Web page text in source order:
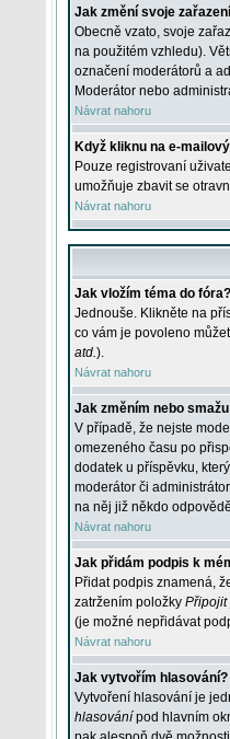
Jak změní svoje
Obecně vzato, svoje
na použitém vzhledu).
označení moderátorů a
Moderátor nebo
Návrat nahoru
Když kliknu na e-
Pouze registrovaní
umožňuje zbavit se
Návrat nahoru
Jak vložím téma do fóra?
Jednouše. Klikněte na
co vám je povoleno
atd.).
Návrat nahoru
Jak změním nebo
V případě, že nejste
omezeného času po
dodatek u příspěvku,
moderátor či
na něj již někdo
Návrat nahoru
Jak přidám podpis k
Přidat podpis znamená,
zatržením položky Připojit
(je možné nepřidávat
Návrat nahoru
Jak vytvořím hlasování?
Vytvoření hlasování je
hlasování pod hlavním